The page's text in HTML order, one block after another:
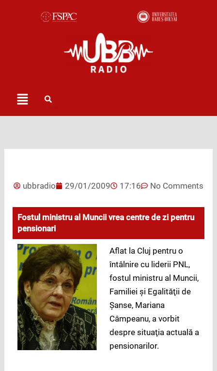
Menu
ubbradio 29/01/2009 17:16 No Comments
Fostul ministru al Muncii vrea centre de zi pentru
pensionari
Aflat la Cluj pentru o
întâlnire cu liderii PNL,
fostul ministru al Muncii,
Familiei şi Egalităţii de
Şanse, Mariana
Câmpeanu, a vorbit
despre situaţia actuală a
pensionarilor.